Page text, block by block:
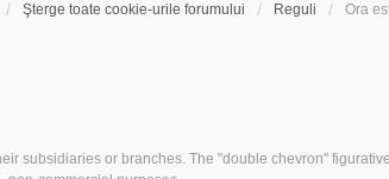
Şterge toate cookie-urile forumului Reguli Ora
subsidiaries or branches. The "double chevron"